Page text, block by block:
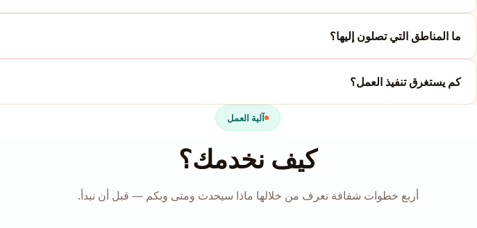
ما المناطق التي تصلون إليها؟
كم يستغرق تنفيذ العمل؟
آلية العمل
كيف نخدمك؟
أربع خطوات شفافة تعرف من خلالها ماذا سيحدث ومتى وبكم — قبل أن نبدأ.